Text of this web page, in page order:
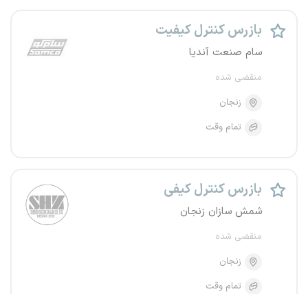
بازرس کنترل کیفیت
سام صنعت آندیا
منقضی شده
زنجان
تمام وقت
بازرس کنترل کیفی
شمش سازان زنجان
منقضی شده
زنجان
تمام وقت